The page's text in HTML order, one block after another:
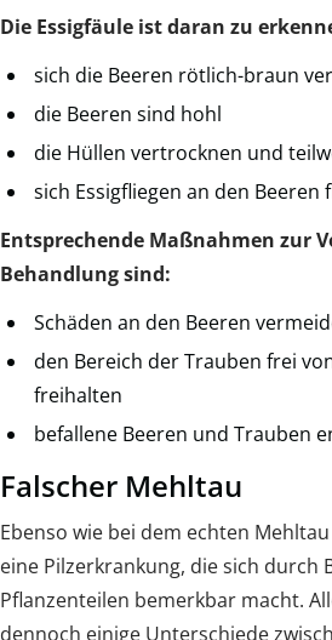
Die Essigfäule ist daran zu
sich die Beeren rötlich-braun
die Beeren sind hohl
die Hüllen vertrocknen und
sich Essigfliegen an den Beeren
Entsprechende Maßnahmen zur
Behandlung sind:
Schäden an den Beeren
den Bereich der Trauben frei
freihalten
befallene Beeren und Trauben
Falscher Mehltau
Ebenso wie bei dem echten
eine Pilzerkrankung, die sich durch
Pflanzenteilen bemerkbar macht.
dennoch einige Unterschiede